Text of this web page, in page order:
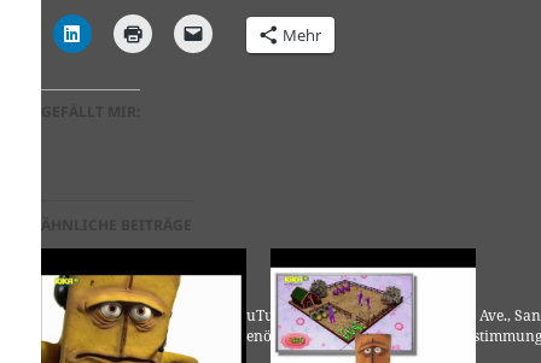
Für die Nutzung von YouTube (YouTube, LLC, 901 Cherry Ave., San
Bruno, CA 94066, USA) benötigen wir laut DSGVO Ihre
Mehr